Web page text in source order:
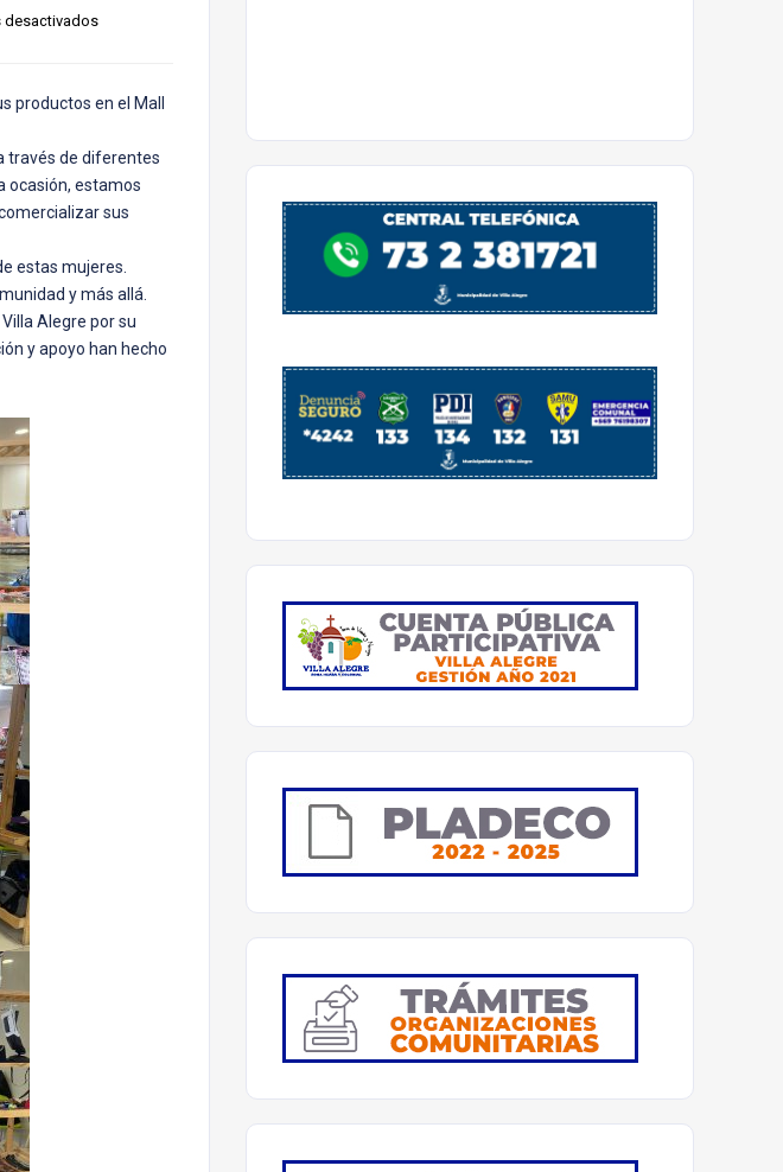
desactivados
productos en el Mall
través de diferentes
ocasión, estamos
sus
estas mujeres.
y más allá.
Alegre por su
y apoyo han hecho